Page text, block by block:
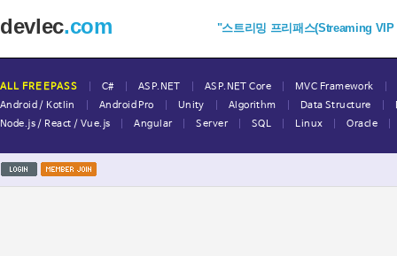
devlec.com "스트리밍 프리패스(Streaming
ALL FREEPASS C# ASP.NET ASP.NET Core MVC Framework
Android / Kotlin Android Pro Unity Algorithm Data Structure
Node.js / React / Vue.js
Angular Server SQL Linux Oracle